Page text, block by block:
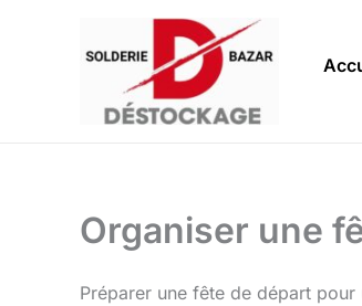
Organiser une
Préparer une fête de départ pour